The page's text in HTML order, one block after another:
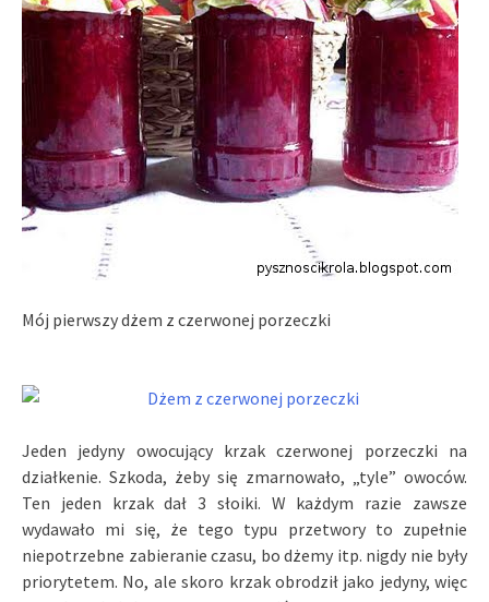
Mój pierwszy dżem z czerwonej porzeczki
Jeden jedyny owocujący krzak czerwonej porzeczki na
działkenie. Szkoda, żeby się zmarnowało, „tyle” owoców.
Ten jeden krzak dał 3 słoiki. W każdym razie zawsze
wydawało mi się, że tego typu przetwory to zupełnie
niepotrzebne zabieranie czasu, bo dżemy itp. nigdy nie były
priorytetem. No, ale skoro krzak obrodził jako jedyny, więc